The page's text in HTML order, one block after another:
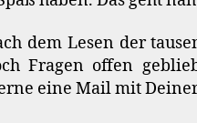
dem Lesen der
Fragen offen
eine Mail mit